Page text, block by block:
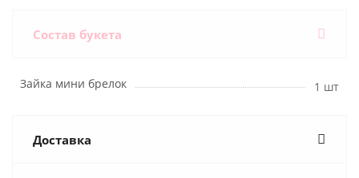
Состав букета
Зайка мини брелок 1 шт
Доставка